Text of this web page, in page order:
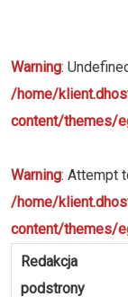
Warning:
/home/
content/themes/
Warning: Attempt
/home/
content/themes/
Redakcja
podstrony